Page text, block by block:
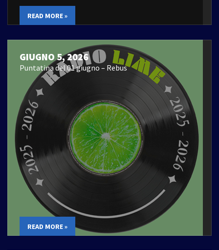
READ MORE »
GIUGNO 5, 2026
Puntatina del 01 giugno – Rebus
READ MORE »